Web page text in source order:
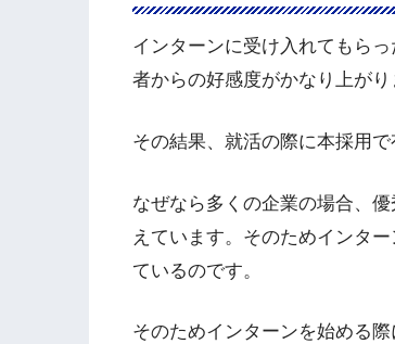
インターンに受け入れてもら
者からの好感度がかなり上がり
その結果、就活の際に本採用
なぜなら多くの企業の場合、
えています。そのためインタ
ているのです。
そのためインターンを始める